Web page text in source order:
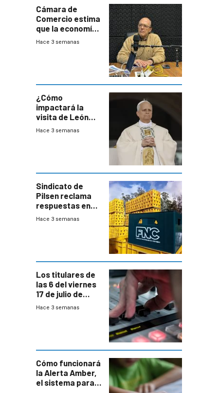
Cámara de
Comercio estima
que la economía
crecerá 1,6%
Hace 3 semanas
¿Cómo
impactará la
visita de León
XIV a Uruguay?
Hace 3 semanas
Sindicato de
Pilsen reclama
respuestas en
medio de
Hace 3 semanas
Los titulares de
las 6 del viernes
17 de julio de
2026
Hace 3 semanas
Cómo funcionará
la Alerta Amber,
el sistema para